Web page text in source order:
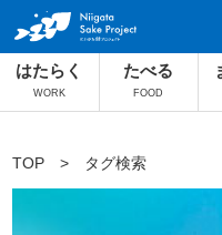
はたらく
WORK
たべる
FOOD
TOP > タグ検索